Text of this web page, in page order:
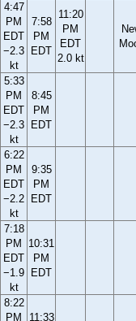
4:47
PM
EDT
−2.3
kt
7:58
PM
EDT
11:20
PM
EDT
2.0 kt
5:33
PM
EDT
−2.3
kt
8:45
PM
EDT
6:22
PM
EDT
−2.2
kt
9:35
PM
EDT
7:18
PM
EDT
−1.9
kt
10:31
PM
EDT
8:22
PM
11:33